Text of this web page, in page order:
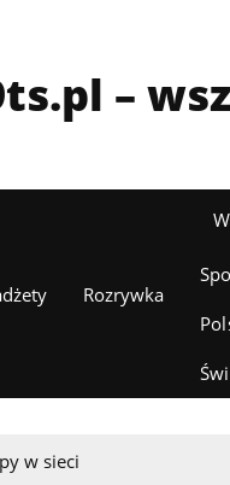
–
Rozrywka
w sieci